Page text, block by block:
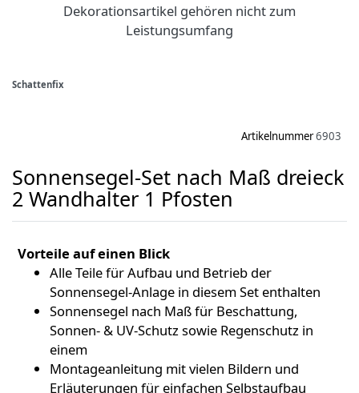
Dekorationsartikel gehören nicht zum
Leistungsumfang
Schattenfix
Artikelnummer6903
Sonnensegel-Set nach Maß dreieck
2 Wandhalter 1 Pfosten
Vorteile auf einen Blick
Alle Teile für Aufbau und Betrieb der
Sonnensegel-Anlage in diesem Set enthalten
Sonnensegel nach Maß für Beschattung,
Sonnen- & UV-Schutz sowie Regenschutz in
einem
Montageanleitung mit vielen Bildern und
Erläuterungen für einfachen Selbstaufbau